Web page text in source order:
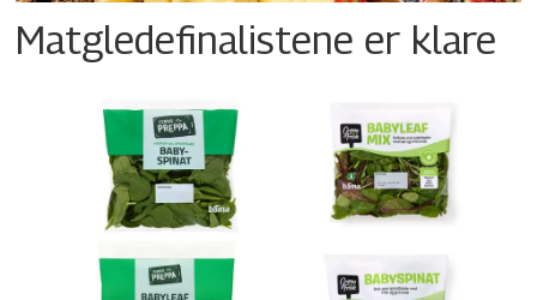
Matgledefinalistene er klare